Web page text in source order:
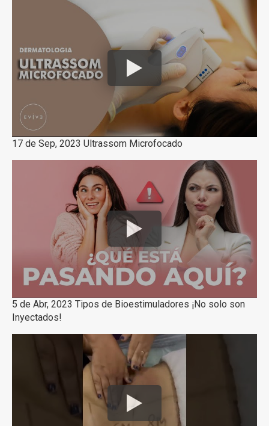
17 de Sep, 2023 Ultrassom Microfocado
5 de Abr, 2023 Tipos de Bioestimuladores ¡No solo son
Inyectados!